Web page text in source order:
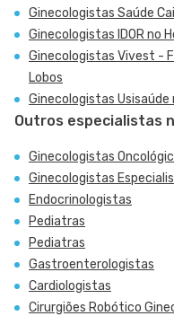
Ginecologistas Saúde
Ginecologistas IDOR no
Ginecologistas Vivest -
Lobos
Ginecologistas Usisaúde
Outros especialistas
Ginecologistas
Ginecologistas
Endocrinologistas
Pediatras
Pediatras
Gastroenterologistas
Cardiologistas
Cirurgiões Robótico